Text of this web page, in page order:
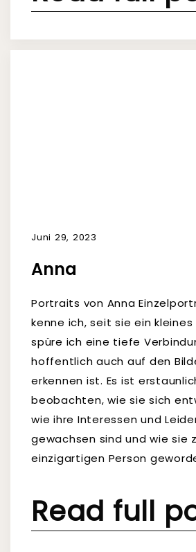
Juni 29, 2023
Anna
Portraits von Anna
kenne ich, seit sie ein kleines
spüre ich eine tiefe
hoffentlich auch auf den
erkennen ist. Es ist
beobachten, wie sie sich
wie ihre Interessen und
gewachsen sind und wie sie
einzigartigen Person
Read full